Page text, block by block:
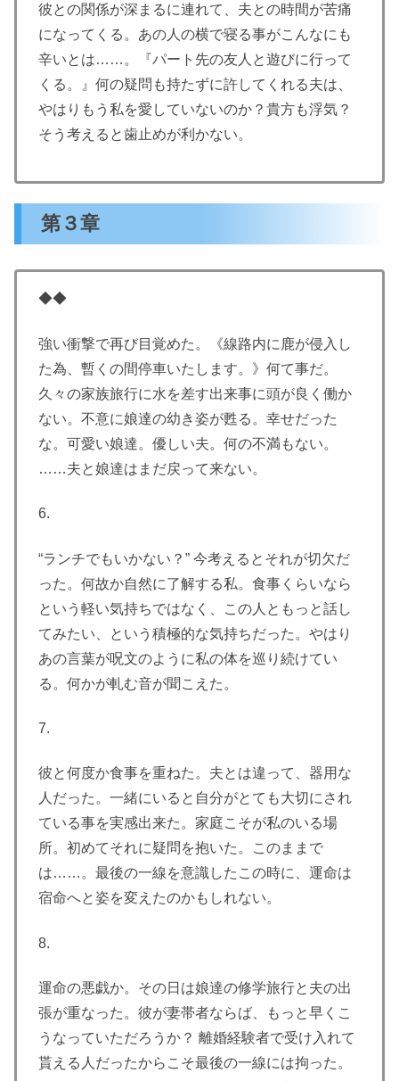
彼との関係が深まるに連れて、夫との時間が苦痛
になってくる。あの人の横で寝る事がこんなにも
辛いとは……。『パート先の友人と遊びに行って
くる。』何の疑問も持たずに許してくれる夫は、
やはりもう私を愛していないのか？貴方も浮気？
そう考えると歯止めが利かない。
第３章
◆◆
強い衝撃で再び目覚めた。《線路内に鹿が侵入し
た為、暫くの間停車いたします。》何て事だ。
久々の家族旅行に水を差す出来事に頭が良く働か
ない。不意に娘達の幼き姿が甦る。幸せだった
な。可愛い娘達。優しい夫。何の不満もない。
……夫と娘達はまだ戻って来ない。
6.
“ランチでもいかない？” 今考えるとそれが切欠だ
った。何故か自然に了解する私。食事くらいなら
という軽い気持ちではなく、この人ともっと話し
てみたい、という積極的な気持ちだった。やはり
あの言葉が呪文のように私の体を巡り続けてい
る。何かが軋む音が聞こえた。
7.
彼と何度か食事を重ねた。夫とは違って、器用な
人だった。一緒にいると自分がとても大切にされ
ている事を実感出来た。家庭こそが私のいる場
所。初めてそれに疑問を抱いた。このままで
は……。最後の一線を意識したこの時に、運命は
宿命へと姿を変えたのかもしれない。
8.
運命の悪戯か。その日は娘達の修学旅行と夫の出
張が重なった。彼が妻帯者ならば、もっと早くこ
うなっていただろうか？ 離婚経験者で受け入れて
貰える人だったからこそ最後の一線には拘った。